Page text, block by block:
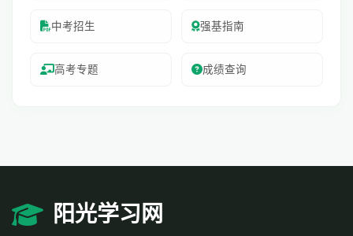
中考招生 强基指南
高考专题 成绩查询
阳光学习网